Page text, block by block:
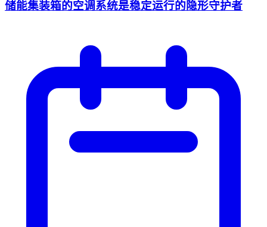
储能集装箱的空调系统是稳定运行的隐形守护者